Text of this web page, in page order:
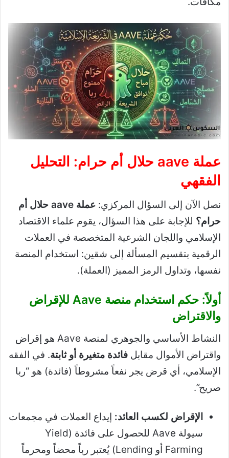
عملة aave حلال أم حرام: التحليل
الفقهي
نصل الآن إلى السؤال المركزي:
عملة aave حلال أم
حرام؟ للإجابة على هذا السؤال، يقوم علماء الاقتصاد
الإسلامي واللجان الشرعية المتخصصة في العملات
الرقمية بتقسيم المسألة إلى شقين: استخدام المنصة
نفسها، وتداول الرمز المميز (العملة).
أولاً: حكم استخدام منصة Aave للإقراض
والاقتراض
النشاط الأساسي والجوهري لمنصة Aave هو إقراض
واقتراض الأموال مقابل فائدة متغيرة أو ثابتة. في الفقه
الإسلامي، أي قرض يجر نفعاً مشروطاً (فائدة) هو “ربا
صريح”.
الإقراض لكسب العائد: إيداع العملات في مجمعات
سيولة Aave للحصول على فائدة (Yield
Farming أو Lending) يُعتبر رباً محضاً ومحرماً